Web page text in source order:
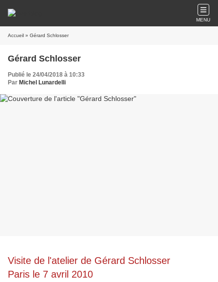
MENU
Accueil » Gérard Schlosser
Gérard Schlosser
Publié le 24/04/2018 à 10:33
Par Michel Lunardelli
Visite de l'atelier de Gérard Schlosser
Paris le 7 avril 2010